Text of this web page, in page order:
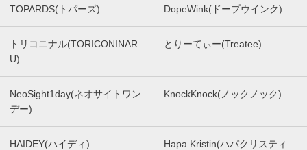
TOPARDS(トパーズ) DopeWink(ドープウインク)
トリコニナル(TORICONINAR
U)
とりーてぃー(Treatee)
NeoSight1day(ネオサイトワン
デー)
KnockKnock(ノックノック)
HAIDEY(ハイディ)
Hapa Kristin(ハパクリスティ